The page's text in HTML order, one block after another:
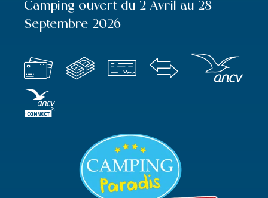
Camping ouvert du 2 Avril au 28
Septembre 2026